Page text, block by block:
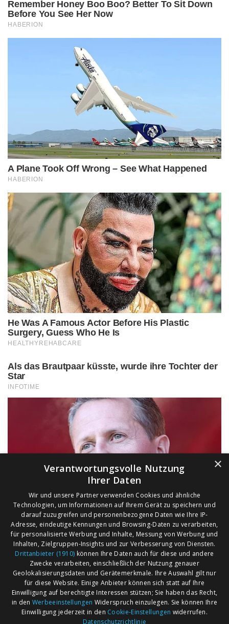
AGB
Impressum
Märkte nach Bundesländern
Märkte nach PLZ
×
Verantwortungsvolle Nutzung
Ihrer Daten
Wir und unsere Partner verwenden Cookies und ähnliche
Technologien, um Informationen auf Ihrem Gerät zu speichern und
darauf zuzugreifen und personenbezogene Daten wie Ihre IP-
Adresse, eindeutige Kennungen und Browsing-Daten zu verarbeiten,
für personalisierte Werbung und Inhalte, Messung von Werbung und
Inhalten, Zielgruppen-Insights und zur Verbesserung von Diensten.
Drittanbieter (1910) können Ihre Daten auch für diese und andere
Zwecke verarbeiten, einschließlich der Nutzung genauer
Geolokalisierungsdaten und Gerätemerkmale. Ihre Auswahl gilt nur
für diese Website. Einige Anbieter können sich statt auf Ihre
Einwilligung auf berechtigte Interessen stützen; Sie haben das Recht,
in den Werbeeinstellungen Widerspruch einzulegen. Sie können Ihre
Einwilligung jederzeit in den Cookie-Einstellungen widerrufen.
Datenschutzrichtlinie